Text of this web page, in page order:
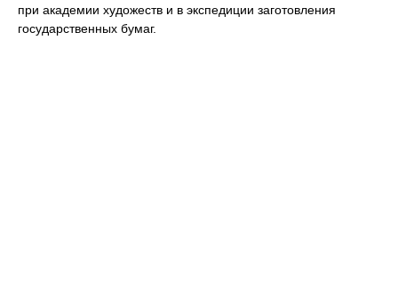
при академии художеств и в экспедиции заготовления
государственных бумаг.